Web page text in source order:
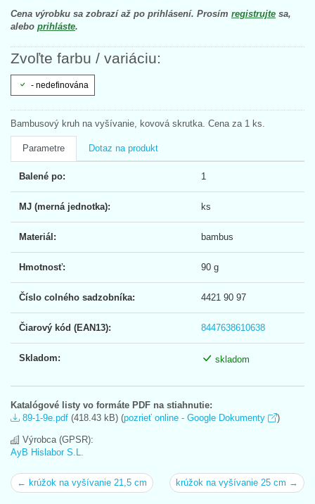
Cena výrobku sa zobrazí až po prihlásení. Prosím registrujte sa,
alebo prihláste.
Zvoľte farbu / variáciu:
- nedefinována
Bambusový kruh na vyšívanie, kovová skrutka. Cena za 1 ks.
Parametre Dotaz na produkt
Balené po: 1
MJ (merná jednotka): ks
Materiál: bambus
Hmotnosť: 90 g
Číslo colného sadzobníka: 4421 90 97
Čiarový kód (EAN13): 8447638610638
Skladom: skladom
Katalógové listy vo formáte PDF na stiahnutie:
89-1-9e.pdf (418.43 kB) (pozrieť online - Google Dokumenty )
Výrobca (GPSR):
AyB Hislabor S.L.
← krúžok na vyšívanie 21,5 cm krúžok na vyšívanie 25 cm →